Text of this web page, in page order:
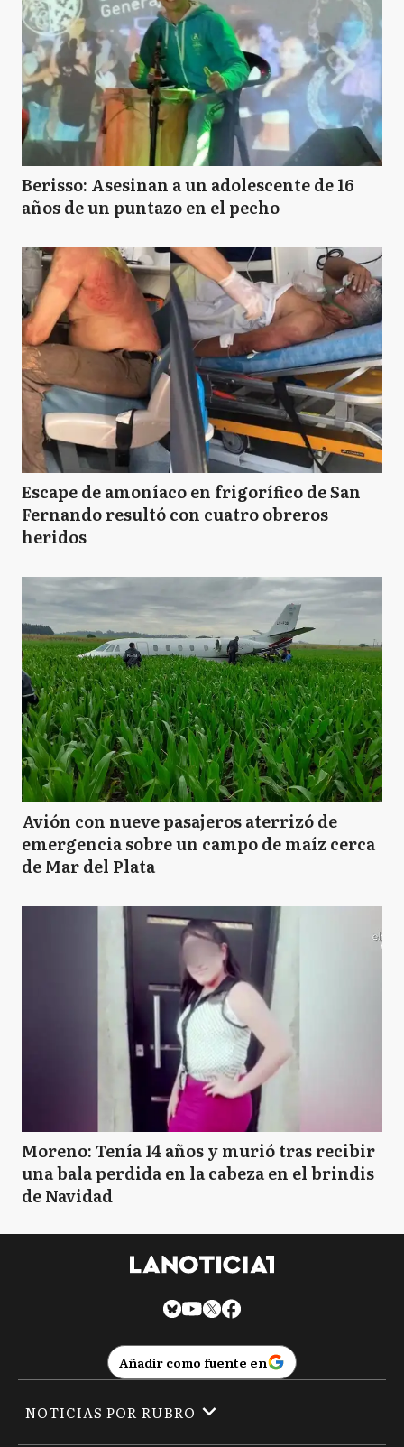
Berisso: Asesinan a un adolescente de 16
años de un puntazo en el pecho
Escape de amoníaco en frigorífico de San
Fernando resultó con cuatro obreros
heridos
Avión con nueve pasajeros aterrizó de
emergencia sobre un campo de maíz cerca
de Mar del Plata
Moreno: Tenía 14 años y murió tras recibir
una bala perdida en la cabeza en el brindis
de Navidad
Añadir como fuente en
NOTICIAS POR RUBRO